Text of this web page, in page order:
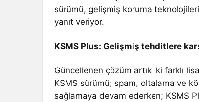
sürümü, gelişmiş koruma
yanıt veriyor.
KSMS Plus: Gelişmiş tehditlere
Güncellenen çözüm artık iki farklı
KSMS sürümü; spam, oltalama ve
sağlamaya devam ederken; KSMS